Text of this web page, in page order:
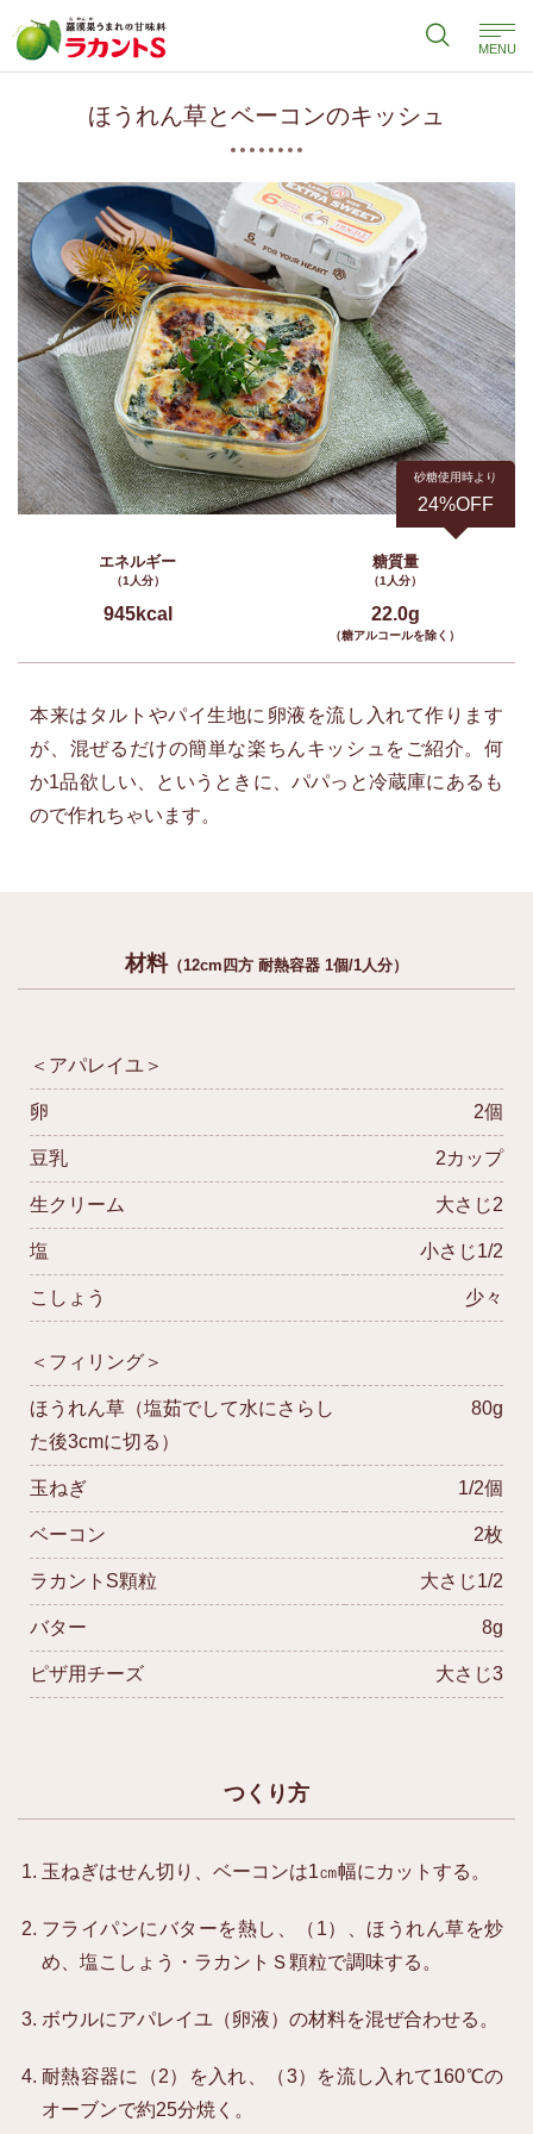
MENU
ほうれん草とベーコンのキッシュ
砂糖使用時より
24%OFF
エネルギー
（1人分）
945kcal
糖質量
（1人分）
22.0g
（糖アルコールを除く）
本来はタルトやパイ生地に 卵液を流し入れて作ります
が、 混ぜるだけの簡単な楽ちんキッシュをご紹介。何
か1品欲しい、というときに、パパっと冷蔵庫にあるも
ので作れちゃいます。
材料（12cm四方 耐熱容器 1個/1人分）
＜アパレイユ＞
卵 2個
豆乳 2カップ
生クリーム 大さじ2
塩 小さじ1/2
こしょう 少々
＜フィリング＞
ほうれん草（塩茹でして水にさらし
た後3cmに切る）
80g
玉ねぎ 1/2個
ベーコン 2枚
ラカントS顆粒 大さじ1/2
バター 8g
ピザ用チーズ 大さじ3
つくり方
玉ねぎはせん切り、ベーコンは1㎝幅にカットする。
フライパンにバターを熱し、（1）、ほうれん草を炒
め、塩こしょう・ラカントＳ顆粒で調味する。
ボウルにアパレイユ（卵液）の材料を混ぜ合わせる。
耐熱容器に（2）を入れ、（3）を流し入れて160℃の
オーブンで約25分焼く。